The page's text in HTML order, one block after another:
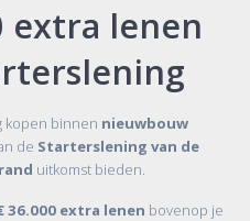
extra lenen
kopen binnen nieuwbouw
de Starterslening van de
uitkomst bieden.
36.000 extra lenen bovenop je